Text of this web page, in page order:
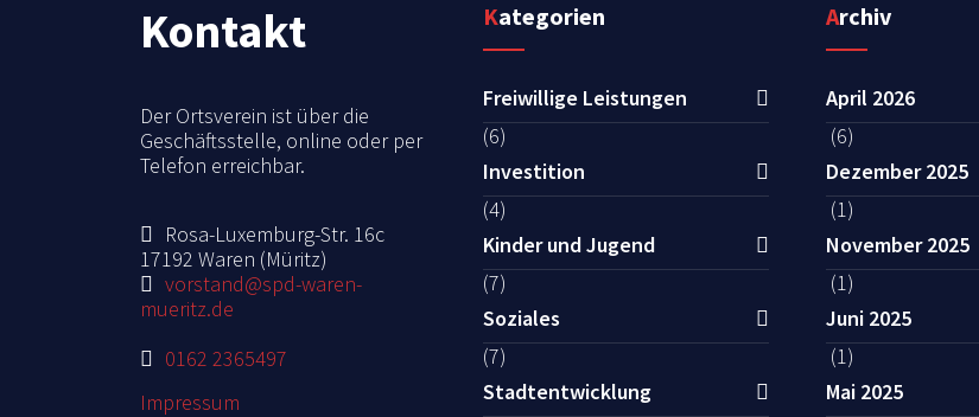
Kontakt
Der Ortsverein ist über die
Geschäftsstelle, online oder per
Telefon erreichbar.
Rosa-Luxemburg-Str. 16c
17192 Waren (Müritz)
vorstand@spd-waren-
mueritz.de
0162 2365497
Impressum
Kategorien
Freiwillige Leistungen
(6)
Investition
(4)
Kinder und Jugend
(7)
Soziales
(7)
Stadtentwicklung
Archiv
April 2026
(6)
Dezember 2025
(1)
November 2025
(1)
Juni 2025
(1)
Mai 2025